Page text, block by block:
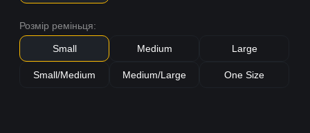
Розмір реміньця:
Small Medium Large
Small/Medium Medium/Large One Size